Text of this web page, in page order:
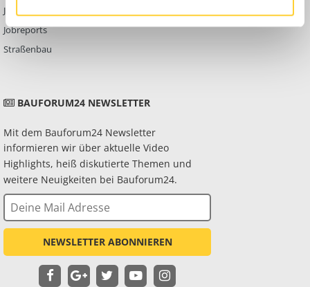
Jobbörse
Jobreports
Straßenbau
BAUFORUM24 NEWSLETTER
Mit dem Bauforum24 Newsletter
informieren wir über aktuelle Video
Highlights, heiß diskutierte Themen und
weitere Neuigkeiten bei Bauforum24.
NEWSLETTER ABONNIEREN